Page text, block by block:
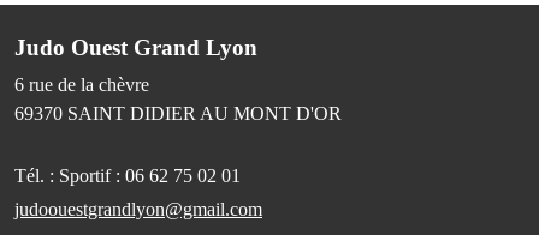
Judo Ouest Grand Lyon
6 rue de la chèvre
69370 SAINT DIDIER AU MONT D'OR
Tél. : Sportif : 06 62 75 02 01
judoouestgrandlyon@gmail.com